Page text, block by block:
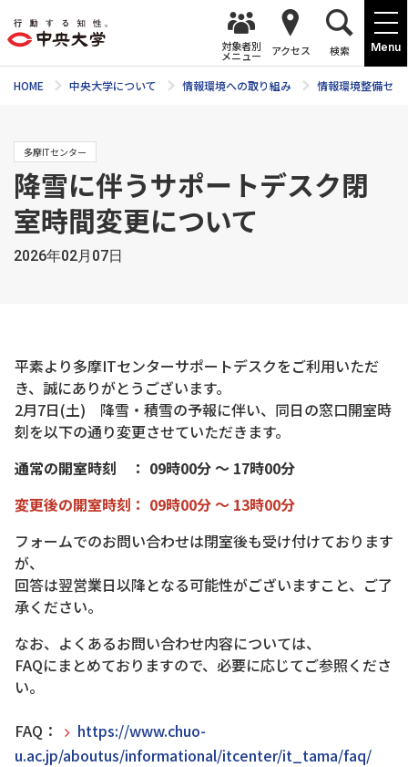
Menu
対象者別
メニュー アクセス 検索
HOME 中央大学について 情報環境への取り組み 情報環境整備セン
多摩ITセンター
降雪に伴うサポートデスク閉
室時間変更について
2026年02月07日
平素より多摩ITセンターサポートデスクをご利用いただ
き、誠にありがとうございます。
2月7日(土) 降雪・積雪の予報に伴い、同日の窓口開室時
刻を以下の通り変更させていただきます。
通常の開室時刻 ： 09時00分 ～ 17時00分
変更後の開室時刻： 09時00分 ～ 13時00分
フォームでのお問い合わせは閉室後も受け付けております
が、
回答は翌営業日以降となる可能性がございますこと、ご了
承ください。
なお、よくあるお問い合わせ内容については、
FAQにまとめておりますので、必要に応じてご参照くださ
い。
FAQ：
https://www.chuo-
u.ac.jp/aboutus/informational/itcenter/it_tama/faq/